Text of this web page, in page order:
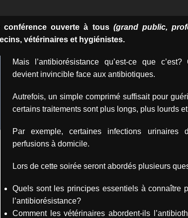
conférence ouverte à tous (grand public,
vétérinaires et hygiénistes.
Mais l’antibiorésistance qu’est-ce que
devient invincible face aux antibiotiques.
Autrefois, un simple comprimé suffisait pour
certains traitements sont plus longs, plus lourds
Par exemple, certaines infections urinaires
perfusions à domicile.
Lors de cette soirée seront abordés plusieurs
Quels sont les principes essentiels à connaître
l’antibiorésistance?
Comment les vétérinaires abordent-ils